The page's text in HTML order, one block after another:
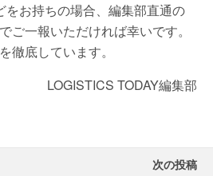
をお持ちの場合、編集部直通の
ご一報いただければ幸いです。
徹底しています。
LOGISTICS TODAY編集部
次の投稿